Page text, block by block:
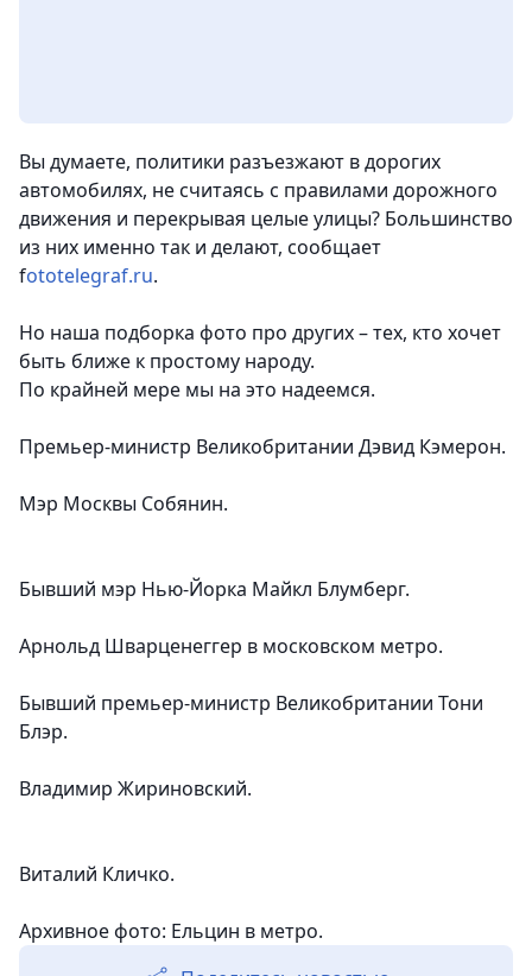
Вы думаете, политики разъезжают в дорогих
автомобилях, не считаясь с правилами дорожного
движения и перекрывая целые улицы? Большинство
из них именно так и делают, сообщает
fototelegraf.ru.
Но наша подборка фото про других – тех, кто хочет
быть ближе к простому народу.
По крайней мере мы на это надеемся.
Премьер-министр Великобритании Дэвид Кэмерон.
Мэр Москвы Собянин.
Бывший мэр Нью-Йорка Майкл Блумберг.
Арнольд Шварценеггер в московском метро.
Бывший премьер-министр Великобритании Тони
Блэр.
Владимир Жириновский.
Виталий Кличко.
Архивное фото: Ельцин в метро.